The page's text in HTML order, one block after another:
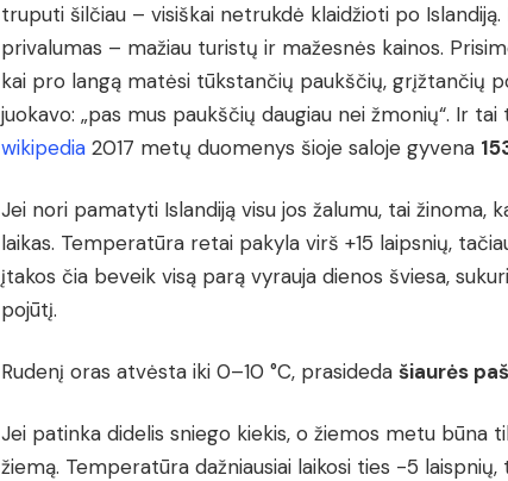
truputi šilčiau – visiškai netrukdė klaidžioti po Islandiją.
privalumas – mažiau turistų ir mažesnės kainos.
kai pro langą matėsi tūkstančių paukščių, grįžtančių
juokavo: „pas mus paukščių daugiau nei žmonių“. Ir tai
wikipedia 2017 metų duomenys šioje saloje gyvena
Jei nori pamatyti Islandiją visu jos žalumu, tai žinoma,
laikas. Temperatūra retai pakyla virš +15 laipsnių,
įtakos čia beveik visą parą vyrauja dienos šviesa,
pojūtį.
Rudenį oras atvėsta iki 0–10 °C, prasideda šiaurės
Jei patinka didelis sniego kiekis, o žiemos metu būna
žiemą. Temperatūra dažniausiai laikosi ties -5